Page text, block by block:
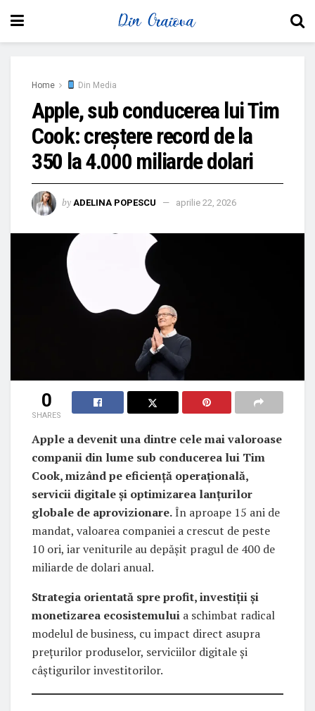
Home Din Media
Apple, sub conducerea lui Tim
Cook: creștere record de la
350 la 4.000 miliarde dolari
by ADELINA POPESCU aprilie 22, 2026
0
SHARES
Apple a devenit una dintre cele mai valoroase
companii din lume sub conducerea lui Tim
Cook, mizând pe eficiență operațională,
servicii digitale și optimizarea lanțurilor
globale de aprovizionare.În aproape 15 ani de
mandat, valoarea companiei a crescut de peste
10 ori, iar veniturile au depășit pragul de 400 de
miliarde de dolari anual.
Strategia orientată spre profit, investiții și
monetizarea ecosistemului a schimbat radical
modelul de business, cu impact direct asupra
prețurilor produselor, serviciilor digitale și
câștigurilor investitorilor.